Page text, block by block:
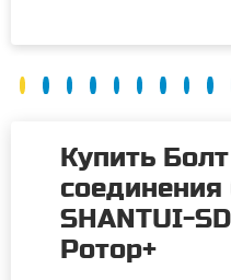
Купить
соединения
SHANTUI-
Ротор+